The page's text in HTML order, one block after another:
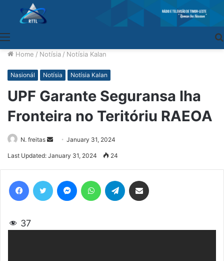
Home / Notísia / Notísia Kalan
Nasionál Notísia Notísia Kalan
UPF Garante Seguransa Iha
Fronteira no Teritóriu RAEOA
N. freitas
SendJanuary 31, 2024
Last Updated: January 31, 2024 24
37